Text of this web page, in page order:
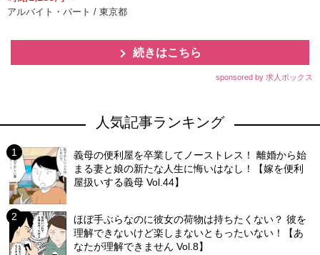
アルバイト・パート / 東京都
続きはこちら
sponsored by 求人ボックス
人気記事ランキング
義母の便利屋を卒業してノーストレス！ 離婚から始
まる妻と娘の新たな人生に悔いはなし！【嫁を便利
屋扱いする義母 Vol.44】
ほぼ手ぶらなのに彼女の荷物は持ちたくない？ 彼を
理解できないけど楽しまないともったいない！【あ
なたが理解できません Vol.8】